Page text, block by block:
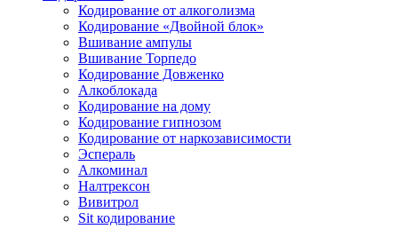
Кодирование от алкоголизма
Кодирование «Двойной блок»
Вшивание ампулы
Вшивание Торпедо
Кодирование Довженко
Алкоблокада
Кодирование на дому
Кодирование гипнозом
Кодирование от наркозависимости
Эспераль
Алкоминал
Налтрексон
Вивитрол
Sit кодирование